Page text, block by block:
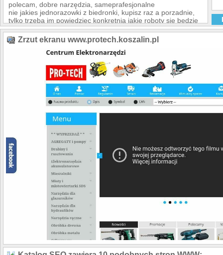
polecam, dobre narzędzia, sameprafesjonalne
nie jakies jednorazowki z biedronki, kupisz raz a porzadnie,
tylko trzeba im powiedziec konkretnia jakie roboty sie bedzie
robio i pomogaja dobrac odpowiednia maszynke :)
Czarek75, 2010-01-20
polecam niwelatory i wiertarki, maja niezle promocje, szkoda
tylko ze tak daleko ode mnie maja siedzibe, ale jak latem
pojade na urlop nad morze to chetnie zobacze osobiscie ten
salon, na razie kupuje u nich przez neta.
Leny78, 2009-12-22
Bardzo fajny sklep, potrzebowałąm dobra wiertarke na
prezent dla meża za nieduze pieniadze, doradzili mi i wyslali
do Krakowa na drugi dzien. Przyjemna obsluga.
Magda, 2009-12-14
witam, moge polecic ta firme, niedawno moj bratanek
zagladal swoja firme z dofinansowania z Urzedu pracy,
doradzono nam fachowo bardzo dobry sprzet, dostalimy tez
lepsze ceny niz na półce. Bardzo mila obsluga i
najwazniejsze duzy wybor narzedzi profesjolanych a nie
jakias chinszczyzna typu castorama czy macro
Bronisław, 2009-12-10
Zrzut ekranu www.protech.koszalin.pl